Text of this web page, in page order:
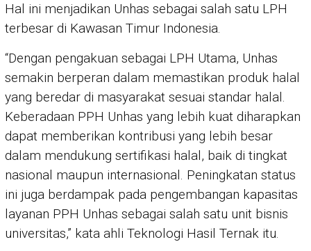
Hal ini menjadikan Unhas sebagai salah satu LPH
terbesar di Kawasan Timur Indonesia.
“Dengan pengakuan sebagai LPH Utama, Unhas
semakin berperan dalam memastikan produk halal
yang beredar di masyarakat sesuai standar halal.
Keberadaan PPH Unhas yang lebih kuat diharapkan
dapat memberikan kontribusi yang lebih besar
dalam mendukung sertifikasi halal, baik di tingkat
nasional maupun internasional. Peningkatan status
ini juga berdampak pada pengembangan kapasitas
layanan PPH Unhas sebagai salah satu unit bisnis
universitas,” kata ahli Teknologi Hasil Ternak itu.